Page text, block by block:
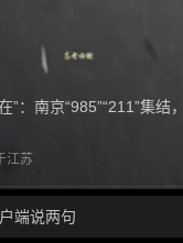
”：南京“985”“211”集结
江苏
端说两句